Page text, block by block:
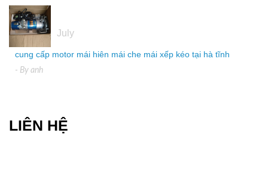
July
cung cấp motor mái hiên mái che mái xếp kéo tại hà tĩnh
- By anh
LIÊN HỆ